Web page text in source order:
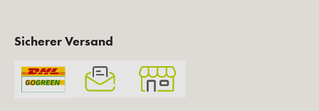
Sicherer Versand